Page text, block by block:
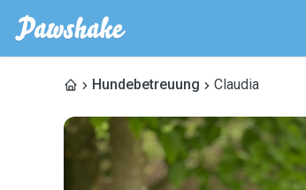
Hundebetreuung Claudia